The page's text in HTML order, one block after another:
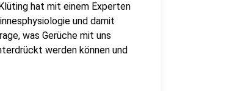
hat mit einem Experten
und damit
was Gerüche mit uns
werden können und